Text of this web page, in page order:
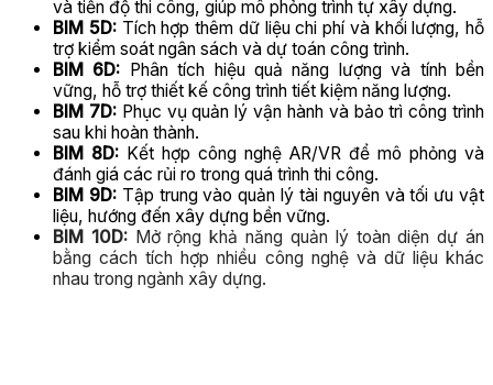
và tiến độ thi công, giúp mô phỏng trình tự xây dựng.
BIM 5D:Tích hợp thêm dữ liệu chi phí và khối lượng, hỗ
trợ kiểm soát ngân sách và dự toán công trình.
BIM 6D: Phân tích hiệu quả năng lượng và tính bền
vững, hỗ trợ thiết kế công trình tiết kiệm năng lượng.
BIM 7D:Phục vụ quản lý vận hành và bảo trì công trình
sau khi hoàn thành.
BIM 8D: Kết hợp công nghệ AR/VR để mô phỏng và
đánh giá các rủi ro trong quá trình thi công.
BIM 9D:Tập trung vào quản lý tài nguyên và tối ưu vật
liệu, hướng đến xây dựng bền vững.
BIM 10D: Mở rộng khả năng quản lý toàn diện dự án
bằng cách tích hợp nhiều công nghệ và dữ liệu khác
nhau trong ngành xây dựng.